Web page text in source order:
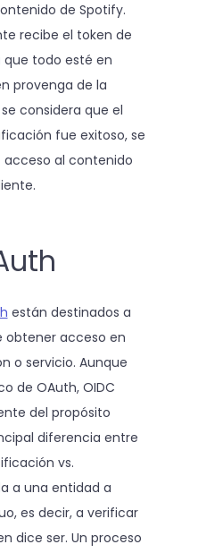
de Spotify.
recibe el token de
todo esté en
provenga de la
considera que el
fue exitoso, se
acceso al contenido
están destinados a
obtener acceso en
o servicio. Aunque
de OAuth, OIDC
del propósito
diferencia entre
vs.
a una entidad a
es decir, a verificar
dice ser. Un proceso